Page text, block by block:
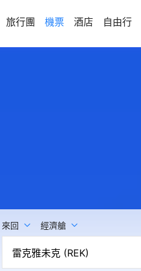
旅行團 機票 酒店 自由行
來回 經濟艙